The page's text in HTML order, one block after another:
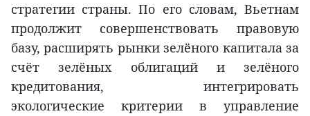
стратегии страны. По его словам, Вьетнам
продолжит совершенствовать правовую
базу, расширять рынки зелёного капитала за
счёт зелёных облигаций и зелёного
кредитования, интегрировать
экологические критерии в управление